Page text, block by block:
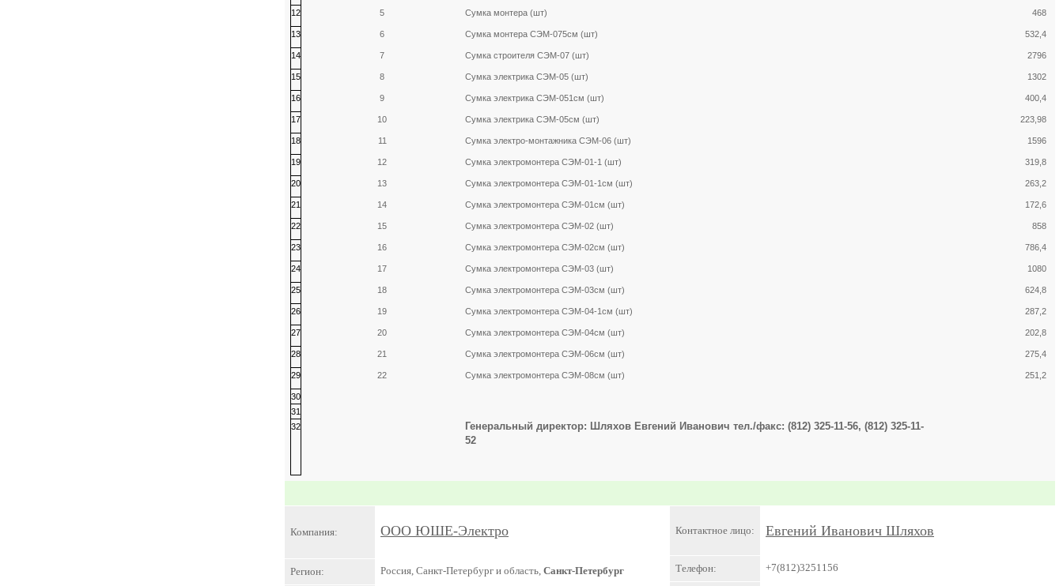
12 5 Сумка монтера (шт) 468
13 6 Сумка монтера СЭМ-075см (шт) 532,4
14 7 Сумка строителя СЭМ-07 (шт) 2796
15 8 Сумка электрика СЭМ-05 (шт) 1302
16 9 Сумка электрика СЭМ-051см (шт) 400,4
17 10 Сумка электрика СЭМ-05см (шт) 223,98
18 11 Сумка электро-монтажника СЭМ-06 (шт) 1596
19 12 Сумка электромонтера СЭМ-01-1 (шт) 319,8
20 13 Сумка электромонтера СЭМ-01-1см (шт) 263,2
21 14 Сумка электромонтера СЭМ-01см (шт) 172,6
22 15 Сумка электромонтера СЭМ-02 (шт) 858
23 16 Сумка электромонтера СЭМ-02см (шт) 786,4
24 17 Сумка электромонтера СЭМ-03 (шт) 1080
25 18 Сумка электромонтера СЭМ-03см (шт) 624,8
26 19 Сумка электромонтера СЭМ-04-1см (шт) 287,2
27 20 Сумка электромонтера СЭМ-04см (шт) 202,8
28 21 Сумка электромонтера СЭМ-06см (шт) 275,4
29 22 Сумка электромонтера СЭМ-08см (шт) 251,2
30
31
32
Генеральный директор: Шляхов Евгений Иванович тел./факс: (812) 325-11-56, (812) 325-11-
52
Компания: ООО ЮШЕ-Электро
Регион: Россия, Санкт-Петербург и область, Санкт-Петербург
Контактное лицо: Евгений Иванович Шляхов
Телефон: +7(812)3251156